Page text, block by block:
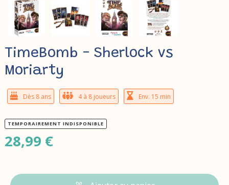
TimeBomb - Sherlock vs
Moriarty
Dès 8 ans 4 à 8 joueurs Env. 15 min
TEMPORAIREMENT INDISPONIBLE
28,99 €